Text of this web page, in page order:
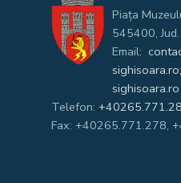
Piața
545400,
Email:
sighisoara.ro
Telefon:
Fax: +40265.771.278,